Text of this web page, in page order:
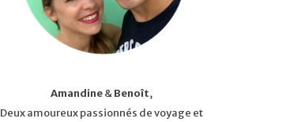
Amandine&Benoît,
Deux amoureux passionnés de voyage et